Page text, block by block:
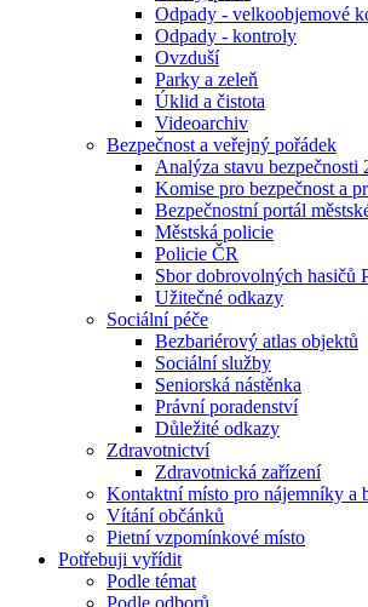
Odpady - velkoobjemové
Odpady - kontroly
Ovzduší
Parky a zeleň
Úklid a čistota
Videoarchiv
Bezpečnost a veřejný pořádek
Analýza stavu bezpečnosti
Komise pro bezpečnost a
Bezpečnostní portál
Městská policie
Policie ČR
Sbor dobrovolných hasičů
Užitečné odkazy
Sociální péče
Bezbariérový atlas objektů
Sociální služby
Seniorská nástěnka
Právní poradenství
Důležité odkazy
Zdravotnictví
Zdravotnická zařízení
Kontaktní místo pro nájemníky a
Vítání občánků
Pietní vzpomínkové místo
Potřebuji vyřídit
Podle témat